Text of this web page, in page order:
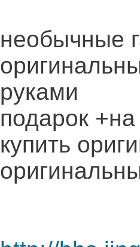
необычные
руками
подарок
купить